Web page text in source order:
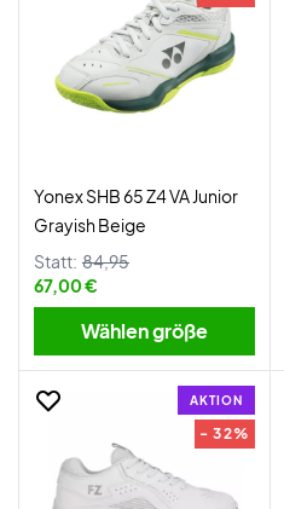
Yonex SHB 65 Z4 VA Junior
Grayish Beige
Statt: 84,95
67,00 €
Wählen größe
AKTION
- 32%